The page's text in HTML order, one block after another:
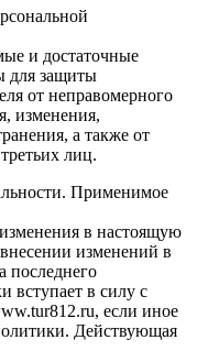
и достаточные
для защиты
от неправомерного
изменения,
а также от
лиц.
Применимое
в настоящую
изменений в
последнего
вступает в силу с
если иное
Действующая